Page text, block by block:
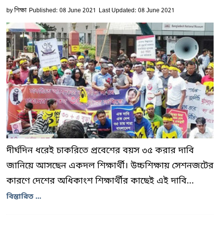
byশিক্ষা Published: 08 June 2021 Last Updated: 08 June 2021
দীর্ঘদিন ধরেই চাকরিতে প্রবেশের বয়স ৩৫ করার দাবি
জানিয়ে আসছেন একদল শিক্ষার্থী। উচ্চশিক্ষায় সেশনজটের
কারণে দেশের অধিকাংশ শিক্ষার্থীর কাছেই এই দাবি...
বিস্তারিত ...